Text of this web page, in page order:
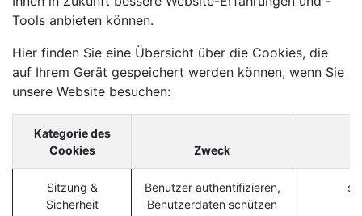
Tools anbieten können.
Hier finden Sie eine Übersicht über die Cookies, die
auf Ihrem Gerät gespeichert werden können, wenn Sie
unsere Website besuchen:
Kategorie des
Cookies
Zweck
Sitzung &
Sicherheit
Benutzer authentifizieren,
Benutzerdaten schützen